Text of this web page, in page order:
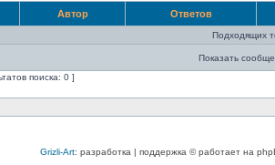
Автор Ответов
Подходящих
Показать
поиска: 0 ]
Grizli-Art: разработка | поддержка © работает на